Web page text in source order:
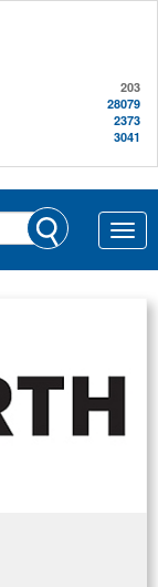
203
28079
2373
3041
Toggle